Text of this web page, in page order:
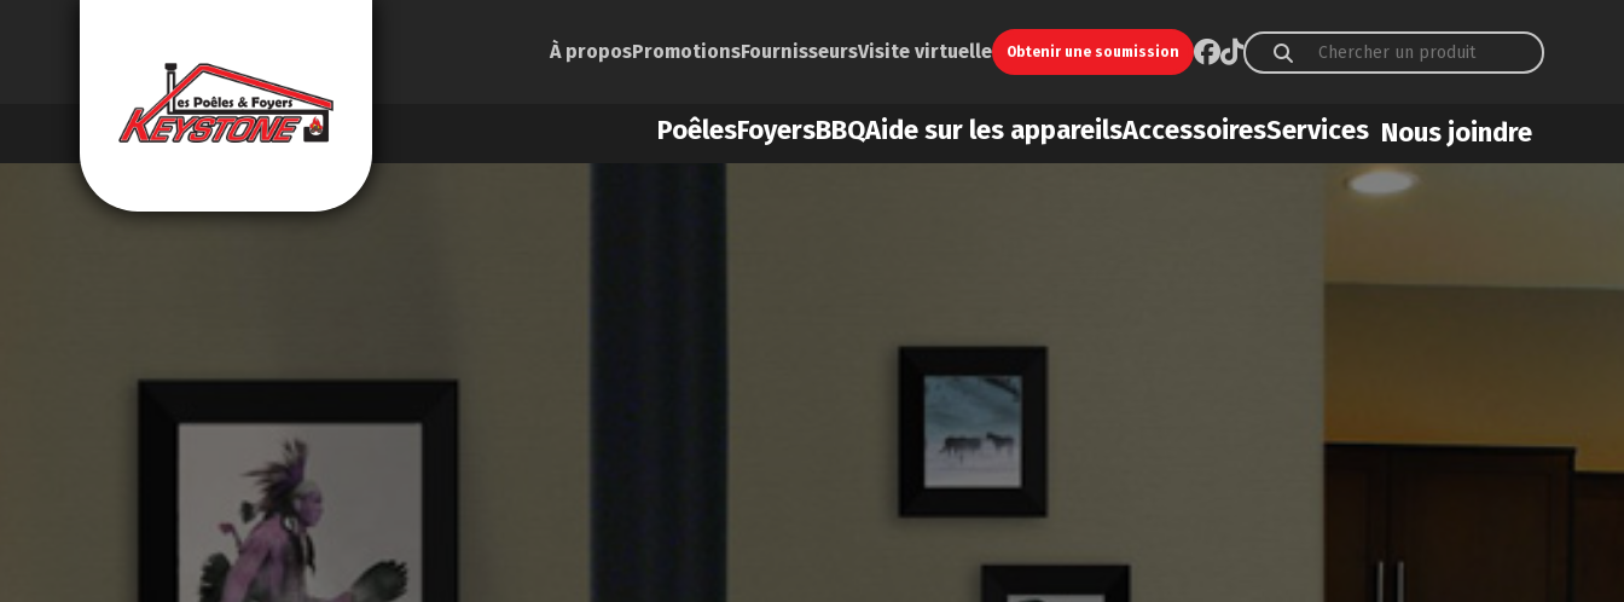
À proposPromotionsFournisseursVisite virtuelle Obtenir une soumission
PoêlesFoyersBBQAide sur les appareilsAccessoiresServices Nous joindre